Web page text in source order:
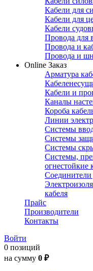
Кабели для
Кабели для
Кабели
Провода для
Провода и
Провода и
Online Заказ
Арматура
Кабели и
Каналы
Короба
Линии
Системы
Системы
Системы
Системы,
огнестойкие
Соединители
кабеля
Прайс
Производители
Контакты
Войти
0 позиций
на сумму 0 ₽